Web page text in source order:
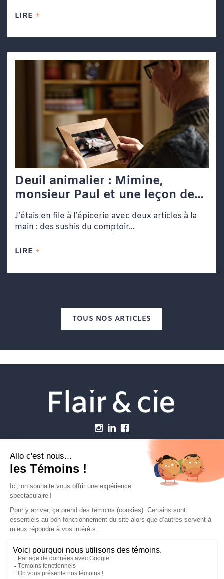
LIRE
Deuil animalier : Mimine,
monsieur Paul et une leçon de
vie dans une file d’attente
J’étais en file à l’épicerie avec deux articles à la
main : des sushis du comptoir...
LIRE
TOUS NOS ARTICLES
Établissements vétérinaires
Carrière
Contactez-nous
FLAIRETCIE © 2026